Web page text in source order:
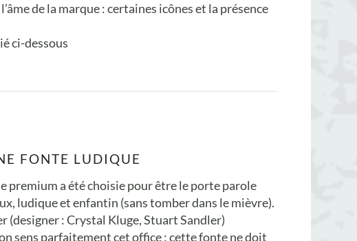
de la marque : certaines icônes et la présence
ci-dessous
FONTE LUDIQUE
premium a été choisie pour être le porte parole
ludique et enfantin (sans tomber dans le mièvre).
(designer : Crystal Kluge, Stuart Sandler)
sens parfaitement cet office ; cette fonte ne doit